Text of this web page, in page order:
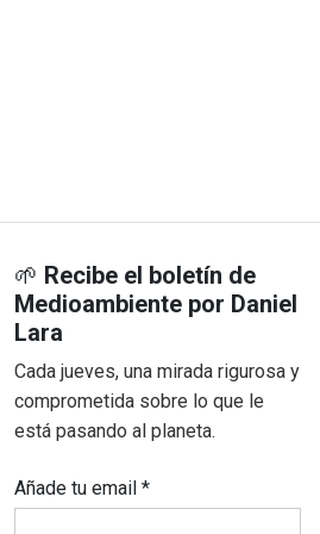
🌱 Recibe el boletín de
Medioambiente por Daniel
Lara
Cada jueves, una mirada rigurosa y
comprometida sobre lo que le
está pasando al planeta.
Añade tu email*